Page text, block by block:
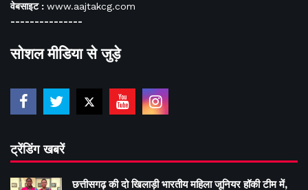
वेबसाइट : www.aajtakcg.com
---------------
सोशल मीडिया से जुड़े
ट्रेंडिंग खबरें
छत्तीसगढ़ की दो खिलाड़ी भारतीय महिला जूनियर हॉकी टीम में,